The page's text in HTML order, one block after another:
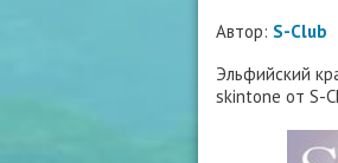
Автор: S-Club
Эльфийский
skintone от S-